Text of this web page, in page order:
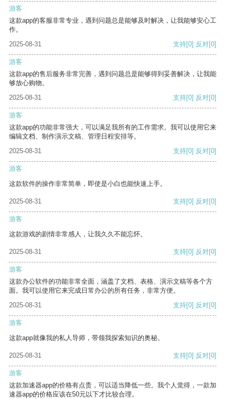
游客
这款app的客服非常专业，遇到问题总是能够及时解决，让我能够安心工
作。
2025-08-31
支持[0] 反对[0]
游客
这款app的售后服务非常完善，遇到问题总是能够得到妥善解决，让我能
够放心购物。
2025-08-31
支持[0] 反对[0]
游客
这款app的功能非常强大，可以满足我所有的工作需求。我可以使用它来
编辑文档、制作演示文稿、管理日程安排等。
2025-08-31
支持[0] 反对[0]
游客
这款软件的操作非常简单，即使是小白也能快速上手。
2025-08-31 支持[0] 反对[0]
游客
这款游戏的剧情非常感人，让我久久不能忘怀。
2025-08-31 支持[0] 反对[0]
游客
这款办公软件的功能非常全面，涵盖了文档、表格、演示文稿等各个方
面。我可以使用它来完成日常办公的所有任务，非常方便。
2025-08-31
支持[0] 反对[0]
游客
这款app就像我的私人导师，带领我探索知识的奥秘。
2025-08-31 支持[0] 反对[0]
游客
这款加速器app的价格有点贵，可以适当降低一些。我个人觉得，一款加
速器app的价格应该在50元以下才比较合理。